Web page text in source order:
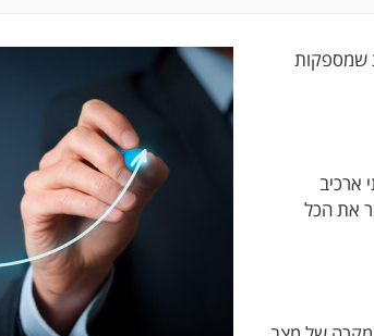
שמספקות
ארכיב
את הכל